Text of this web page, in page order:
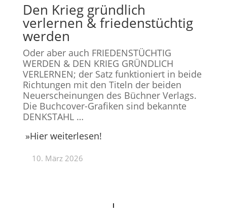
Den Krieg gründlich
verlernen & friedenstüchtig
werden
Oder aber auch FRIEDENSTÜCHTIG
WERDEN & DEN KRIEG GRÜNDLICH
VERLERNEN; der Satz funktioniert in beide
Richtungen mit den Titeln der beiden
Neuerscheinungen des Büchner Verlags.
Die Buchcover-Grafiken sind bekannte
DENKSTAHL …
»Hier weiterlesen!
10. März 2026